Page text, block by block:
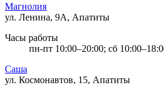
Магнолия
ул. Ленина, 9А, Апатиты
Часы работы
пн-пт 10:00–20:00; сб
Саша
ул. Космонавтов, 15, Апатиты